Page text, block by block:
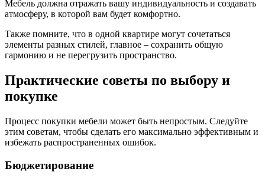
Мебель должна отражать вашу индивидуальность и создавать
атмосферу, в которой вам будет комфортно.
Также помните, что в одной квартире могут сочетаться
элементы разных стилей, главное – сохранить общую
гармонию и не перегрузить пространство.
Практические советы по выбору и
покупке
Процесс покупки мебели может быть непростым. Следуйте
этим советам, чтобы сделать его максимально эффективным и
избежать распространенных ошибок.
Бюджетирование